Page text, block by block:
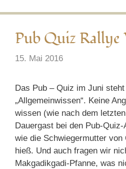
Pub Quiz Rallye
15. Mai 2016
Das Pub – Quiz im Juni
„Allgemeinwissen“. Keine
wissen (wie nach dem
Dauergast bei den Pub-
wie die Schwiegermutter von
hieß. Und auch fragen wir
Makgadikgadi-Pfanne, was